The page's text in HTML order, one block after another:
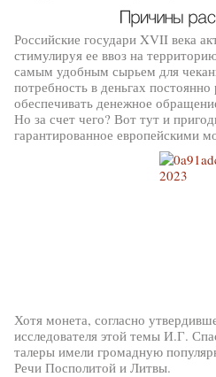
Российские государи XVII века
стимулируя ее ввоз на
самым удобным сырьем для
потребность в деньгах
обеспечивать денежное
Но за счет чего? Вот тут и
гарантированное европейскими
Хотя монета, согласно
исследователя этой темы И.Г.
талеры имели громадную
Речи Посполитой и Литвы.